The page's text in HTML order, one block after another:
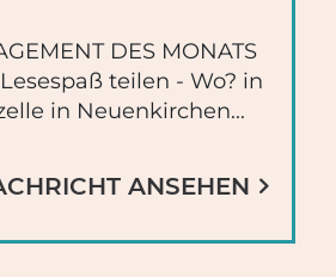
DES MONATS
teilen - Wo? in
in Neuenkirchen...
ANSEHEN